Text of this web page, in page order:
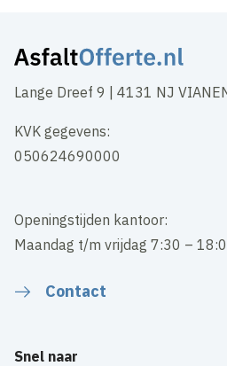
Lange Dreef 9 | 4131 NJ
KVK gegevens:
050624690000
Openingstijden kantoor:
Maandag t/m vrijdag 7:30 –
Contact
Snel naar